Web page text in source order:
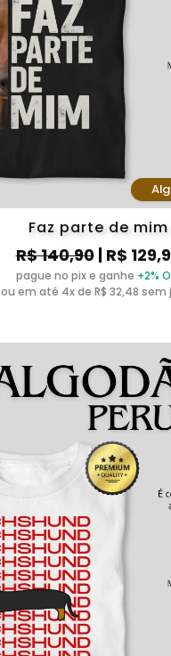
Faz parte de mim
R$ 140,90| R$
pague no pix e ganhe +2%
ou em até 4x de R$ 32,48 sem